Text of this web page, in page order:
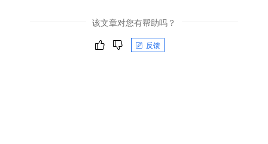
该文章对您有帮助吗？
反馈